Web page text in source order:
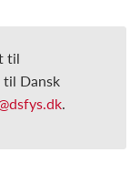
til
til Dansk
.